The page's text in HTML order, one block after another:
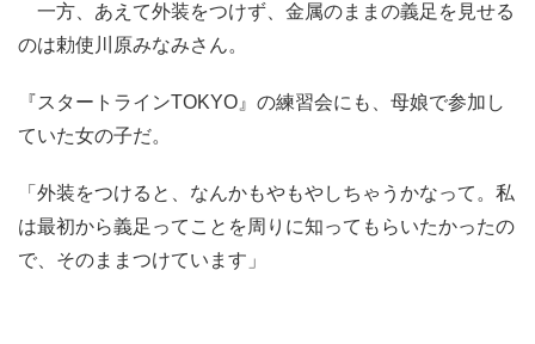
一方、あえて外装をつけず、金属のままの義足を見せる
のは勅使川原みなみさん。
『スタートラインTОKYО』の練習会にも、母娘で参加し
ていた女の子だ。
「外装をつけると、なんかもやもやしちゃうかなって。私
は最初から義足ってことを周りに知ってもらいたかったの
で、そのままつけています」